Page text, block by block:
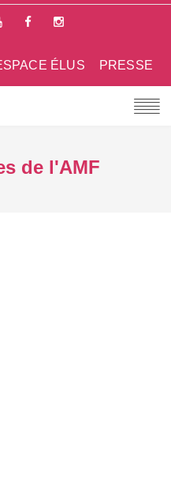
PRESSE
ÉLUS
de l'AMF